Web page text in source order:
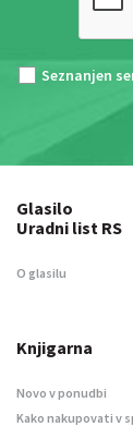
Seznanjen
Glasilo
Uradni list RS
O glasilu
Knjigarna
Novo v ponudbi
Kako nakupovati v